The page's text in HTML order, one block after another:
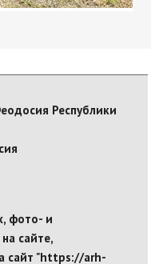
Республики
фото- и
сайте,
сайт "https://arh-